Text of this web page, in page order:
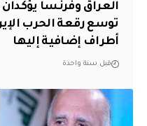
العراق وفرنسا
توسع رقعة الحرب
أطراف إضافية إليها
قبل سنة واحدة